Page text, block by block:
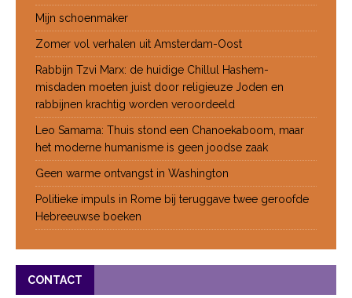
Mijn schoenmaker
Zomer vol verhalen uit Amsterdam-Oost
Rabbijn Tzvi Marx: de huidige Chillul Hashem-
misdaden moeten juist door religieuze Joden en
rabbijnen krachtig worden veroordeeld
Leo Samama: Thuis stond een Chanoekaboom, maar
het moderne humanisme is geen joodse zaak
Geen warme ontvangst in Washington
Politieke impuls in Rome bij teruggave twee geroofde
Hebreeuwse boeken
CONTACT